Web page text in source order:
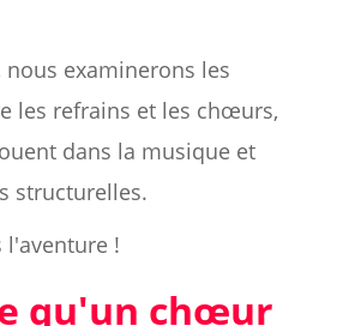
nous examinerons les
les refrains et les chœurs,
dans la musique et
structurelles.
l'aventure !
qu'un chœur